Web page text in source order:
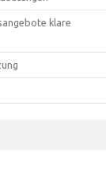
klare